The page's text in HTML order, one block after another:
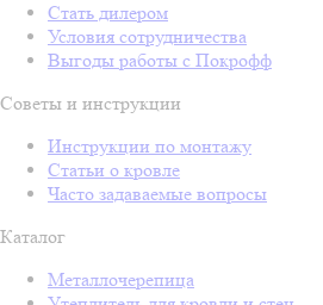
Стать дилером
Условия сотрудничества
Выгоды работы с Покрофф
Советы и инструкции
Инструкции по монтажу
Статьи о кровле
Часто задаваемые вопросы
Каталог
Металлочерепица